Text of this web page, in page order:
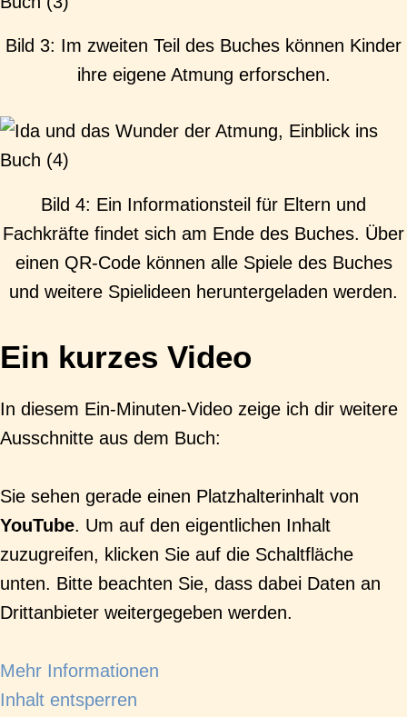
Bild 3: Im zweiten Teil des Buches können Kinder
ihre eigene Atmung erforschen.
Bild 4: Ein Informationsteil für Eltern und
Fachkräfte findet sich am Ende des Buches. Über
einen QR-Code können alle Spiele des Buches
und weitere Spielideen heruntergeladen werden.
Ein kurzes Video
In diesem Ein-Minuten-Video zeige ich dir weitere
Ausschnitte aus dem Buch:
Sie sehen gerade einen Platzhalterinhalt von
YouTube. Um auf den eigentlichen Inhalt
zuzugreifen, klicken Sie auf die Schaltfläche
unten. Bitte beachten Sie, dass dabei Daten an
Drittanbieter weitergegeben werden.
Mehr Informationen
Inhalt entsperren